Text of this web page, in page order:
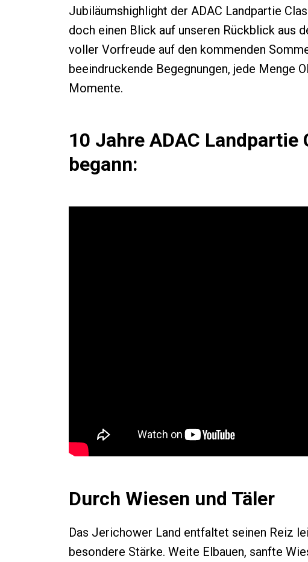
Jubiläumshighlight der ADAC Landpartie
doch einen Blick auf unseren Rückblick aus
voller Vorfreude auf den kommenden
beeindruckende Begegnungen, jede Menge
Momente.
10 Jahre ADAC Landpartie
begann:
Durch Wiesen und Täler
Das Jerichower Land entfaltet seinen Reiz
besondere Stärke. Weite Elbauen, sanfte